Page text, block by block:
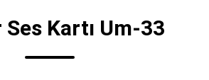
Kartı Um-33